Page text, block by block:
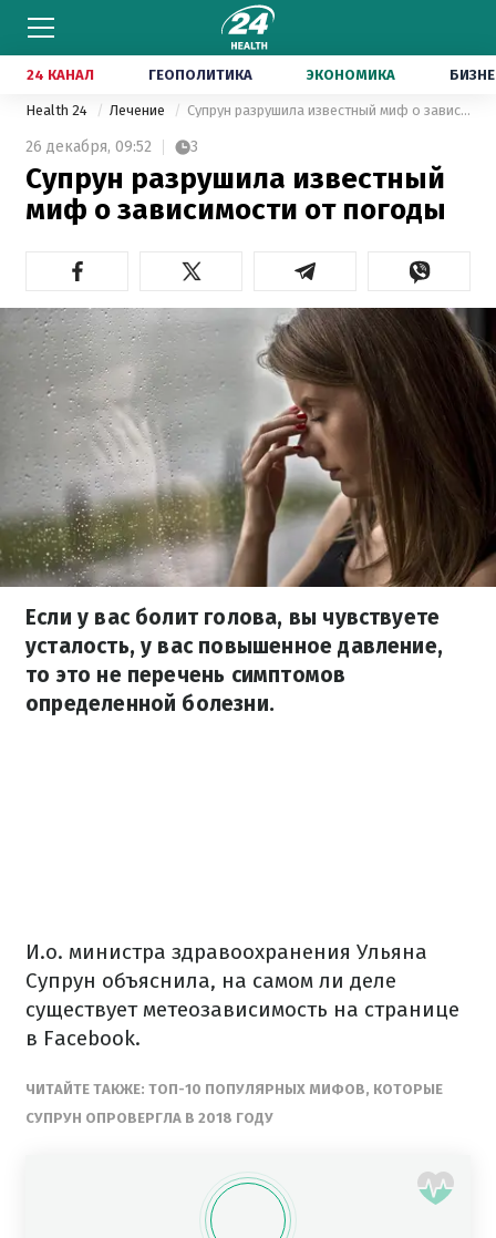
24 КАНАЛ ГЕОПОЛИТИКА ЭКОНОМИКА
Health 24 Лечение Супрун разрушила известный миф о зависимости от погоды
26 декабря, 09:52 3
Супрун разрушила известный
миф о зависимости от погоды
Если у вас болит голова, вы чувствуете
усталость, у вас повышенное давление,
то это не перечень симптомов
определенной болезни.
И.о. министра здравоохранения Ульяна
Супрун объяснила, на самом ли деле
существует метеозависимость на странице
в Facebook.
ЧИТАЙТЕ ТАКЖЕ: ТОП-10 ПОПУЛЯРНЫХ МИФОВ, КОТОРЫЕ
СУПРУН ОПРОВЕРГЛА В 2018 ГОДУ